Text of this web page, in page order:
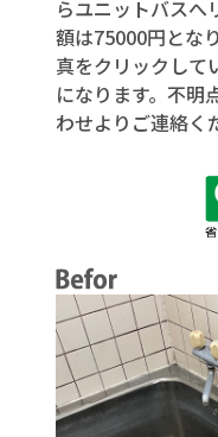
らユニットバスへ
額は75000円とな
真をクリックして
になります。不明
わせよりご連絡く